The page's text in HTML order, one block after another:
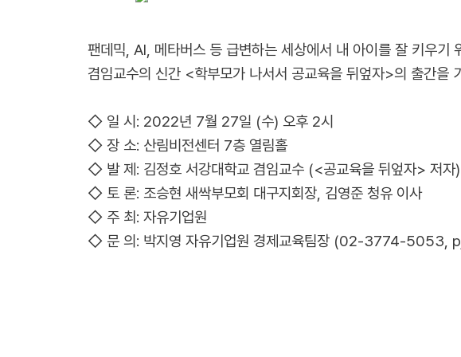
팬데믹, AI, 메타버스 등 급변하는 세상에서 내 아이를 잘 키우
겸임교수의 신간 <학부모가 나서서 공교육을 뒤엎자>의 출간을
◇ 일 시: 2022년 7월 27일 (수) 오후 2시
◇ 장 소: 산림비전센터 7층 열림홀
◇ 발 제: 김정호 서강대학교 겸임교수 (<공교육을 뒤엎자> 저자)
◇ 토 론: 조승현 새싹부모회 대구지회장, 김영준 청유 이사
◇ 주 최: 자유기업원
◇ 문 의: 박지영 자유기업원 경제교육팀장 (02-3774-5053,